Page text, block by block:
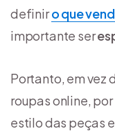
definiro que
importante ser
Portanto, em vez
roupas online,
estilo das peças